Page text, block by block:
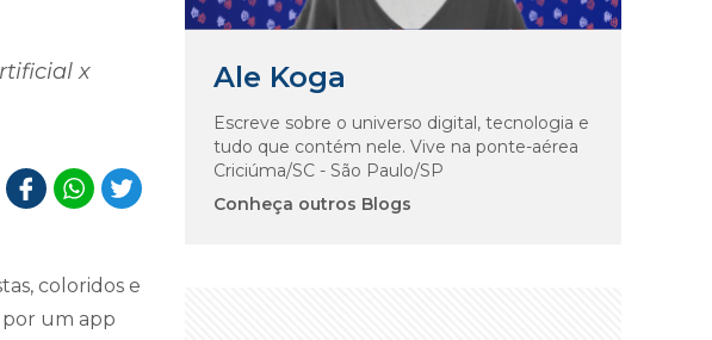
x
coloridos e
por um app
Ale Koga
Escreve sobre o universo digital, tecnologia e
tudo que contém nele. Vive na ponte-aérea
Criciúma/SC - São Paulo/SP
Conheça outros Blogs